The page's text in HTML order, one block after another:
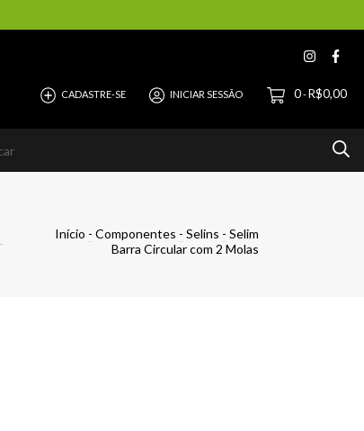
CADASTRE-SE INICIAR SESSÃO 0-R$0,00
Início - Componentes - Selins - Selim
Barra Circular com 2 Molas